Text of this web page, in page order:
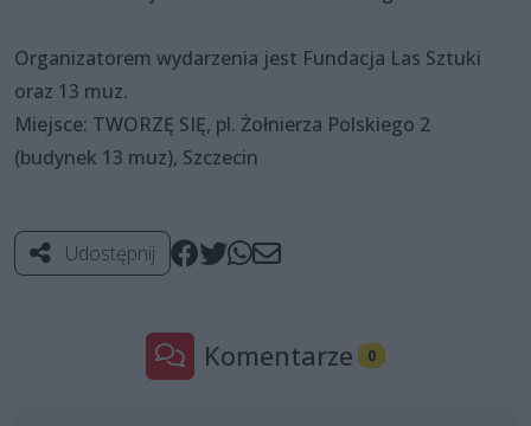
Organizatorem wydarzenia jest Fundacja Las Sztuki
oraz 13 muz.
Miejsce: TWORZĘ SIĘ, pl. Żołnierza Polskiego 2
(budynek 13 muz), Szczecin
Udostępnij
Komentarze 0